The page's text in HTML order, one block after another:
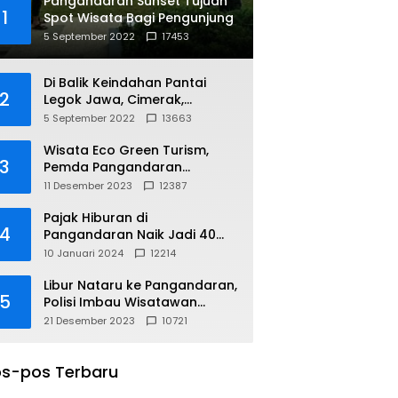
1
Spot Wisata Bagi Pengunjung
5 September 2022 17453
2
Di Balik Keindahan Pantai
Legok Jawa, Cimerak,
Pangandaran
5 September 2022 13663
3
Wisata Eco Green Turism,
Pemda Pangandaran
Gandeng PLN
11 Desember 2023 12387
Pajak Hiburan di
Pangandaran Naik Jadi 40
Persen
10 Januari 2024 12214
Libur Nataru ke Pangandaran,
Polisi Imbau Wisatawan
Gunakan Jalur Arteri
21 Desember 2023 10721
pos Terbaru